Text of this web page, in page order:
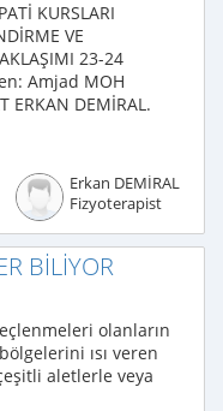
KURSLARI
VE
23-24
Amjad MOH
DEMİRAL.
Erkan DEMİRAL
Fizyoterapist
BİLİYOR
olanların
ısı veren
aletlerle veya